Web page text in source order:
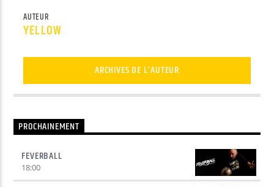
AUTEUR
YELLOW
ARCHIVES DE L'AUTEUR
PROCHAINEMENT
FEVERBALL
18:00